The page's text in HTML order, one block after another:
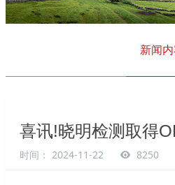
新闻
喜讯!晓明检测取得
时间： 2024-11-22 8250